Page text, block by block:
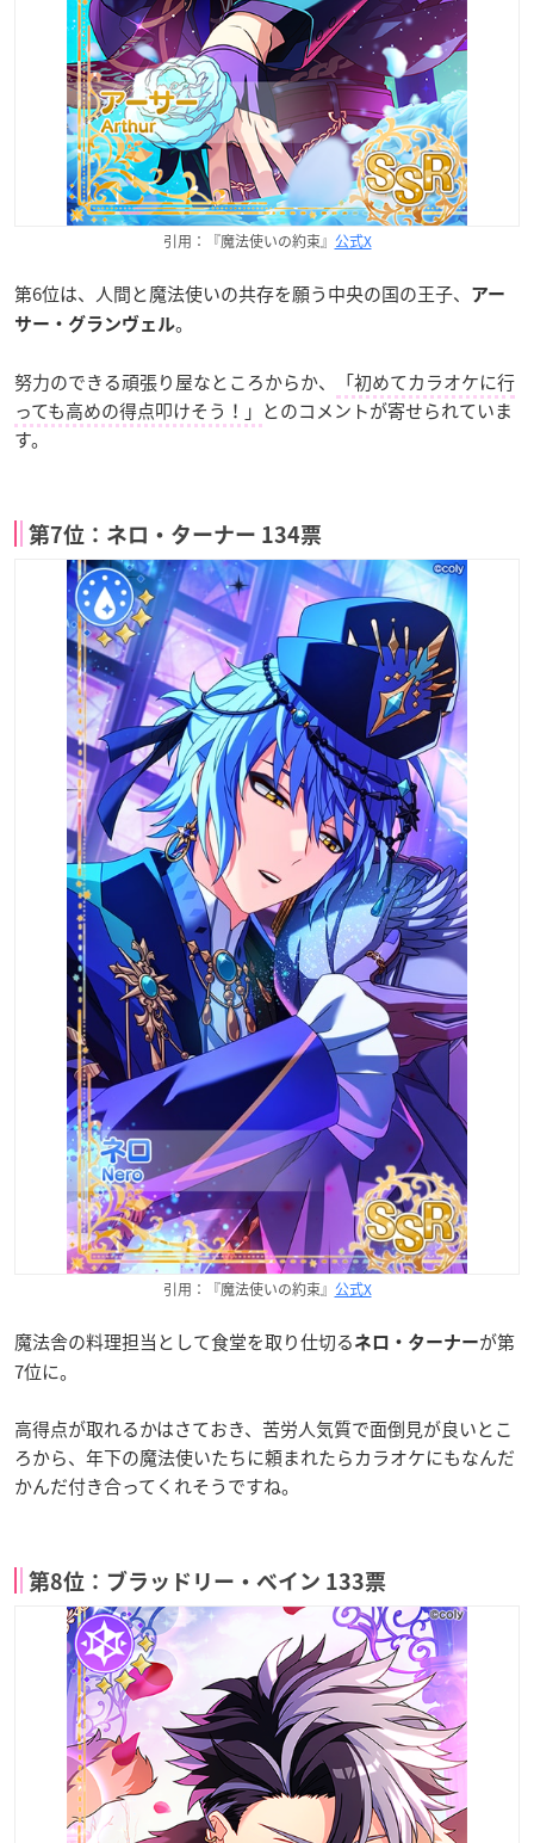
引用：『魔法使いの約束』 公式X
第6位は、人間と魔法使いの共存を願う中央の国の王子、
アー
サー・グランヴェル。
努力のできる頑張り屋なところからか、
「初めてカラオケに行
っても高めの得点叩けそう！」 とのコメントが寄せられていま
す。
第7位：ネロ・ターナー 134票
引用：『魔法使いの約束』 公式X
魔法舎の料理担当として食堂を取り仕切る ネロ・ターナーが第
7位に。
高得点が取れるかはさておき、苦労人気質で面倒見が良いとこ
ろから、年下の魔法使いたちに頼まれたらカラオケにもなんだ
かんだ付き合ってくれそうですね。
第8位：ブラッドリー・ベイン 133票